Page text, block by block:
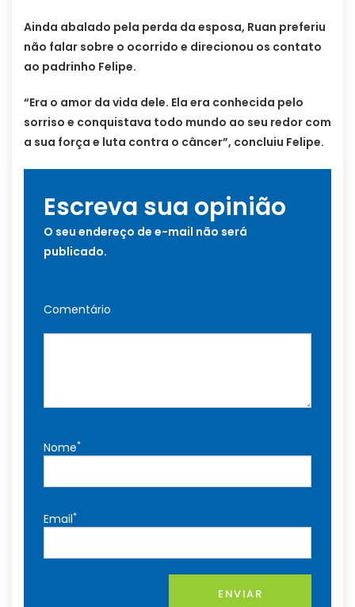
Ainda abalado pela perda da esposa, Ruan preferiu
não falar sobre o ocorrido e direcionou os contato
ao padrinho Felipe.
“Era o amor da vida dele. Ela era conhecida pelo
sorriso e conquistava todo mundo ao seu redor com
a sua força e luta contra o câncer”, concluiu Felipe.
Escreva sua opinião
O seu endereço de e-mail não será
publicado.
Comentário
Nome*
Email*
ENVIAR